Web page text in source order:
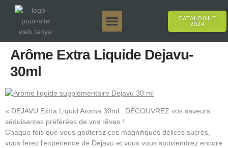
CATALOGUE
2024
Arôme Extra Liquide Dejavu-
30ml
« DEJAVU Extra Liquid Aroma 30ml : DÉCOUVREZ vos saveurs
séduisantes préférées de vos rêves !
Chaque fois que vous goûterez ces magnifiques délices sucrés,
vous ferez l'expérience de Dejavu et vous vous souviendrez encore